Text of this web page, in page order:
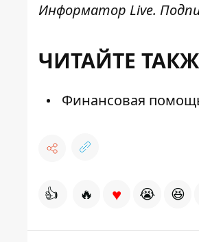
Информатор Live.
ЧИТАЙТЕ
Финансовая
👍 🔥 ♥ 😭 😆